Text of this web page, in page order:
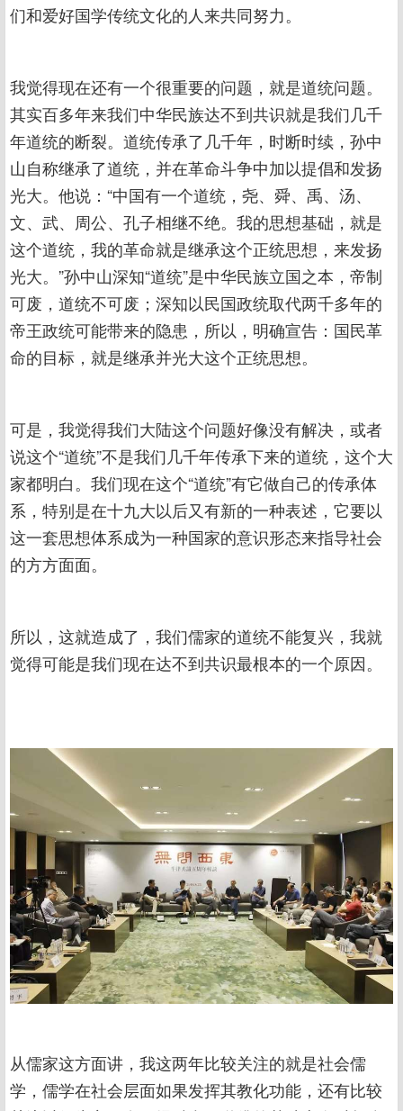
们和爱好国学传统文化的人来共同努力。
我觉得现在还有一个很重要的问题，就是道统问题。
其实百多年来我们中华民族达不到共识就是我们几千
年道统的断裂。道统传承了几千年，时断时续，孙中
山自称继承了道统，并在革命斗争中加以提倡和发扬
光大。他说：“中国有一个道统，尧、舜、禹、汤、
文、武、周公、孔子相继不绝。我的思想基础，就是
这个道统，我的革命就是继承这个正统思想，来发扬
光大。”孙中山深知“道统”是中华民族立国之本，帝制
可废，道统不可废；深知以民国政统取代两千多年的
帝王政统可能带来的隐患，所以，明确宣告：国民革
命的目标，就是继承并光大这个正统思想。
可是，我觉得我们大陆这个问题好像没有解决，或者
说这个“道统”不是我们几千年传承下来的道统，这个大
家都明白。我们现在这个“道统”有它做自己的传承体
系，特别是在十九大以后又有新的一种表述，它要以
这一套思想体系成为一种国家的意识形态来指导社会
的方方面面。
所以，这就造成了，我们儒家的道统不能复兴，我就
觉得可能是我们现在达不到共识最根本的一个原因。
从儒家这方面讲，我这两年比较关注的就是社会儒
学，儒学在社会层面如果发挥其教化功能，还有比较